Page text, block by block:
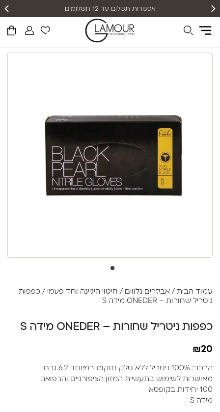
אפשרות תשלום עד 12 תשלומים
עמוד הבית / אביזרים נלווים / חיטוי היגיינה וחד פעמי / כפפות
ניטריל שחורות – ONEDER מידה S
כפפות ניטריל שחורות – ONEDER מידה S
₪20
הרכב: 100% ניטריל ללא טלק חזקות במיוחד 6.2 גרם
מאושרות לשימוש בתעשיית המזון הציפורניים והרפואה
100 יחידות בקופסא
מידה S